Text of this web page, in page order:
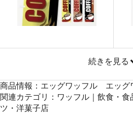
48 871
50 868
続きを見る
商品情報：エッグワッフル エッ
関連カテゴリ：ワッフル｜飲食・
ツ・洋菓子店